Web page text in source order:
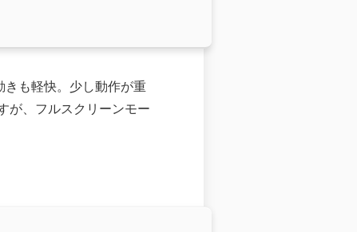
きも軽快。少し動作が重
が、フルスクリーンモー